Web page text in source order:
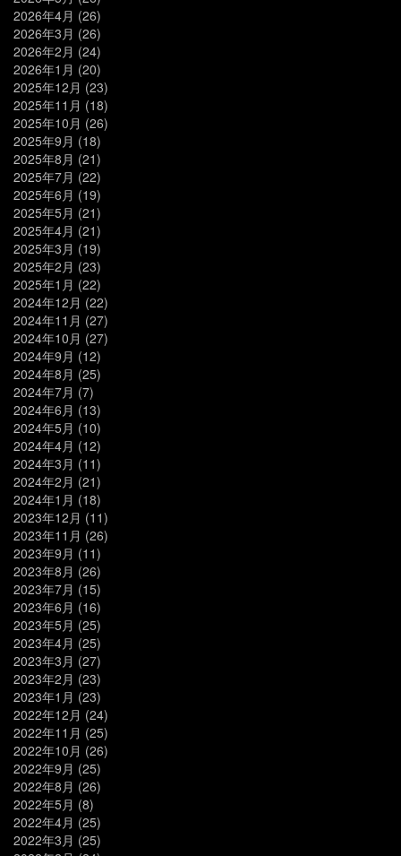
2026年4月 (26)
2026年3月 (26)
2026年2月 (24)
2026年1月 (20)
2025年12月 (23)
2025年11月 (18)
2025年10月 (26)
2025年9月 (18)
2025年8月 (21)
2025年7月 (22)
2025年6月 (19)
2025年5月 (21)
2025年4月 (21)
2025年3月 (19)
2025年2月 (23)
2025年1月 (22)
2024年12月 (22)
2024年11月 (27)
2024年10月 (27)
2024年9月 (12)
2024年8月 (25)
2024年7月 (7)
2024年6月 (13)
2024年5月 (10)
2024年4月 (12)
2024年3月 (11)
2024年2月 (21)
2024年1月 (18)
2023年12月 (11)
2023年11月 (26)
2023年9月 (11)
2023年8月 (26)
2023年7月 (15)
2023年6月 (16)
2023年5月 (25)
2023年4月 (25)
2023年3月 (27)
2023年2月 (23)
2023年1月 (23)
2022年12月 (24)
2022年11月 (25)
2022年10月 (26)
2022年9月 (25)
2022年8月 (26)
2022年5月 (8)
2022年4月 (25)
2022年3月 (25)